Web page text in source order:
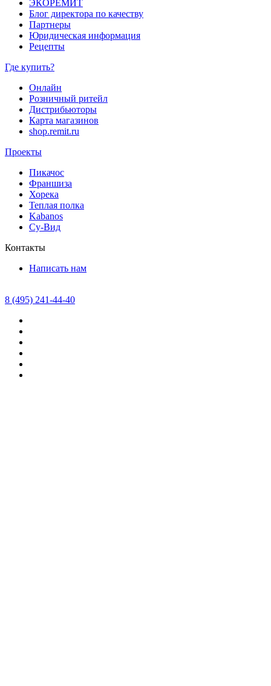
ЭКОРЕМИТ
Блог директора по качеству
Партнеры
Юридическая информация
Рецепты
Где купить?
Онлайн
Розничный ритейл
Дистрибьюторы
Карта магазинов
shop.remit.ru
Проекты
Пикачос
Франшиза
Хорека
Теплая полка
Kabanos
Су-Вид
Контакты
Написать нам
8 (495) 241-44-40